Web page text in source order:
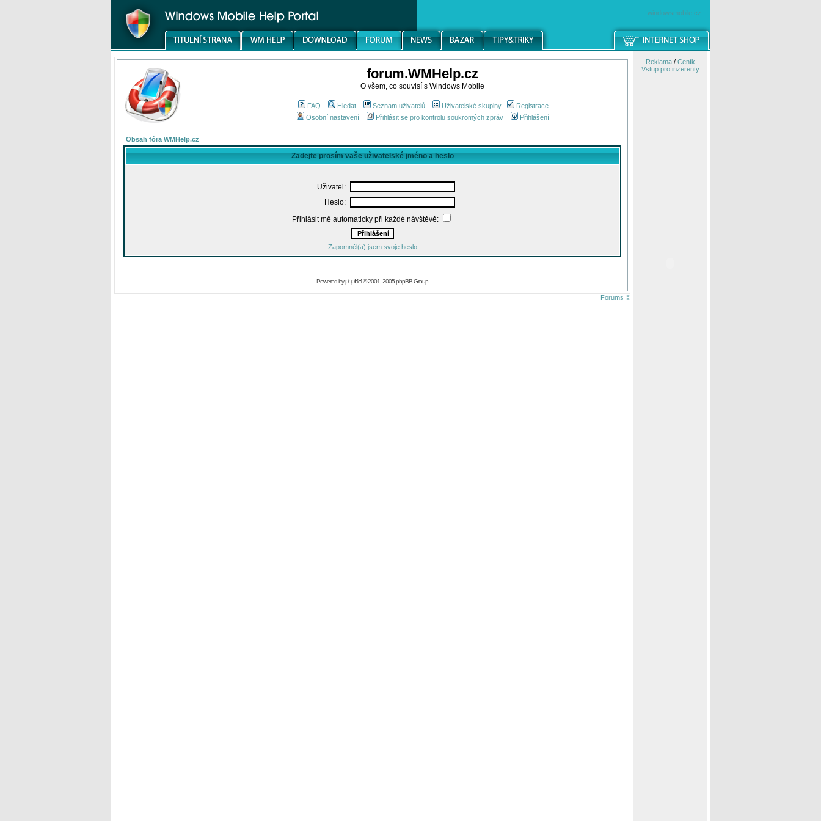
windowsmobile.cz
forum.WMHelp.cz
O všem, co souvisí s Windows Mobile
FAQ Hledat Seznam uživatelů Uživatelské skupiny
Registrace
Osobní nastavení
Přihlásit se pro kontrolu soukromých zpráv Přihlášení
Obsah fóra WMHelp.cz
Zadejte prosím vaše uživatelské jméno a heslo
Uživatel:
Heslo:
Přihlásit mě automaticky při každé návštěvě:
Zapomněl(a) jsem svoje heslo
Powered byphpBB© 2001, 2005 phpBB Group
Forums ©
Reklama/ Ceník
Vstup pro inzerenty